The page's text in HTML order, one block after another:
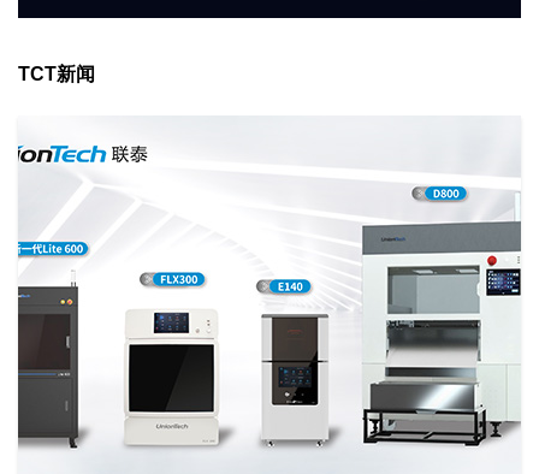
TCT新闻